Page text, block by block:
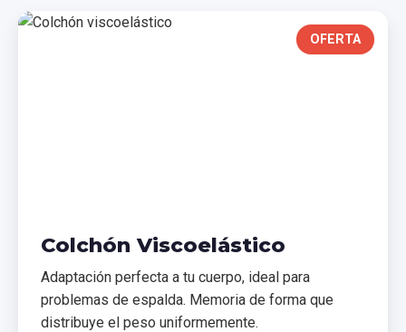
OFERTA
Colchón Viscoelástico
Adaptación perfecta a tu cuerpo, ideal para
problemas de espalda. Memoria de forma que
distribuye el peso uniformemente.